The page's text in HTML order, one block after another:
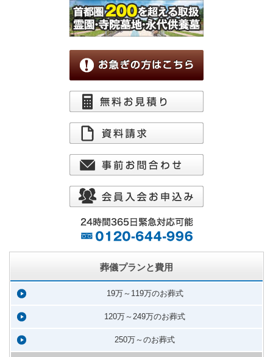
葬儀プランと費用
19万～119万のお葬式
120万～249万のお葬式
250万～のお葬式